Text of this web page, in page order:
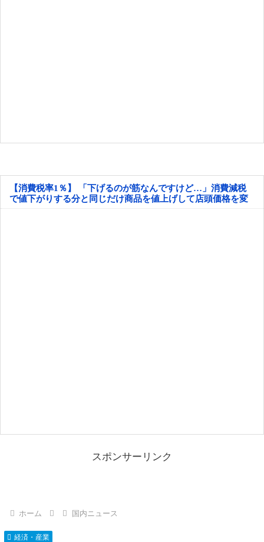
【消費税率1％】 「下げるのが筋なんですけど…」消費減税
で値下がりする分と同じだけ商品を値上げして店頭価格を変
えない店も
スポンサーリンク
ホーム 国内ニュース
経済・産業